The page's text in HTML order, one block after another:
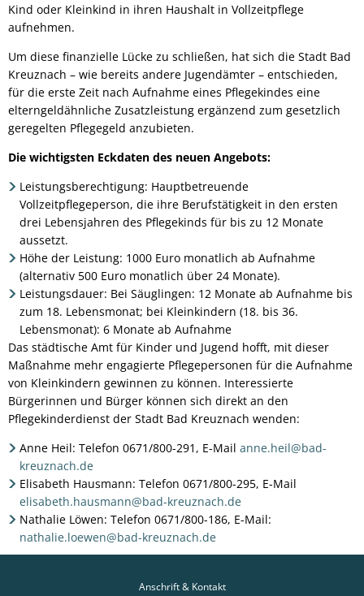
Kind oder Kleinkind in ihren Haushalt in Vollzeitpflege
aufnehmen.
Um diese finanzielle Lücke zu schließen, hat sich die Stadt Bad
Kreuznach – wie bereits andere Jugendämter – entschieden,
für die erste Zeit nach Aufnahme eines Pflegekindes eine
elterngeldähnliche Zusatzleistung ergänzend zum gesetzlich
geregelten Pflegegeld anzubieten.
Die wichtigsten Eckdaten des neuen Angebots:
Leistungsberechtigung: Hauptbetreuende
Vollzeitpflegeperson, die ihre Berufstätigkeit in den ersten
drei Lebensjahren des Pflegekinds für bis zu 12 Monate
aussetzt.
Höhe der Leistung: 1000 Euro monatlich ab Aufnahme
(alternativ 500 Euro monatlich über 24 Monate).
Leistungsdauer: Bei Säuglingen: 12 Monate ab Aufnahme bis
zum 18. Lebensmonat; bei Kleinkindern (18. bis 36.
Lebensmonat): 6 Monate ab Aufnahme
Das städtische Amt für Kinder und Jugend hofft, mit dieser
Maßnahme mehr engagierte Pflegepersonen für die Aufnahme
von Kleinkindern gewinnen zu können. Interessierte
Bürgerinnen und Bürger können sich direkt an den
Pflegekinderdienst der Stadt Bad Kreuznach wenden:
Anne Heil: Telefon 0671/800-291, E-Mail anne.heil@bad-
kreuznach.de
Elisabeth Hausmann: Telefon 0671/800-295, E-Mail
elisabeth.hausmann@bad-kreuznach.de
Nathalie Löwen: Telefon 0671/800-186, E-Mail:
nathalie.loewen@bad-kreuznach.de
Anschrift & Kontakt